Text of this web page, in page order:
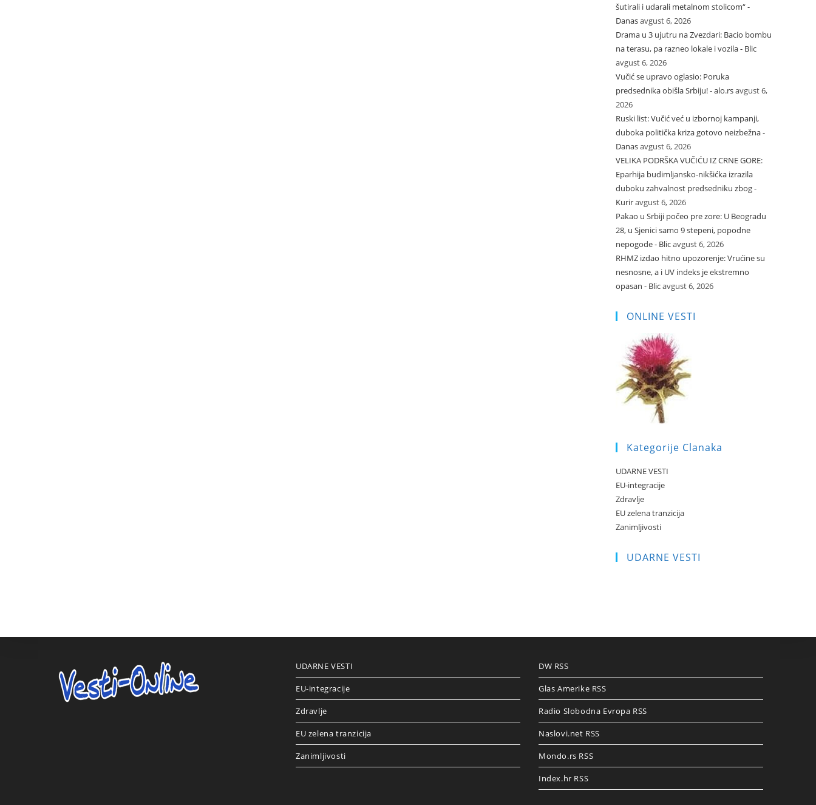
šutirali i udarali metalnom stolicom“ -
Danasavgust 6, 2026
Drama u 3 ujutru na Zvezdari: Bacio bombu
na terasu, pa razneo lokale i vozila - Blic
avgust 6, 2026
Vučić se upravo oglasio: Poruka
predsednika obišla Srbiju! - alo.rsavgust 6,
2026
Ruski list: Vučić već u izbornoj kampanji,
duboka politička kriza gotovo neizbežna -
Danasavgust 6, 2026
VELIKA PODRŠKA VUČIĆU IZ CRNE GORE:
Eparhija budimljansko-nikšićka izrazila
duboku zahvalnost predsedniku zbog -
Kuriravgust 6, 2026
Pakao u Srbiji počeo pre zore: U Beogradu
28, u Sjenici samo 9 stepeni, popodne
nepogode - Blicavgust 6, 2026
RHMZ izdao hitno upozorenje: Vrućine su
nesnosne, a i UV indeks je ekstremno
opasan - Blicavgust 6, 2026
ONLINE VESTI
Kategorije Clanaka
UDARNE VESTI
EU-integracije
Zdravlje
EU zelena tranzicija
Zanimljivosti
UDARNE VESTI
UDARNE VESTI
EU-integracije
Zdravlje
EU zelena tranzicija
Zanimljivosti
DW RSS
Glas Amerike RSS
Radio Slobodna Evropa RSS
Naslovi.net RSS
Mondo.rs RSS
Index.hr RSS